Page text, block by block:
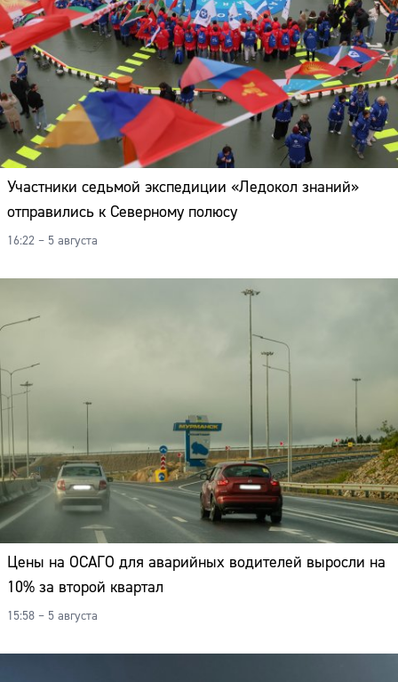
Участники седьмой экспедиции «Ледокол знаний»
отправились к Северному полюсу
16:22 – 5 августа
Цены на ОСАГО для аварийных водителей выросли на
10% за второй квартал
15:58 – 5 августа
Сайт: